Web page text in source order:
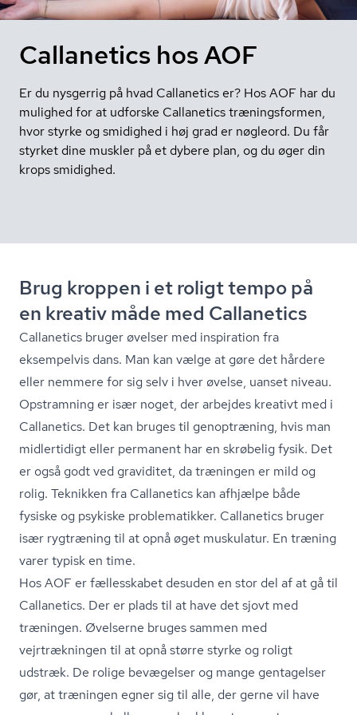
Callanetics hos AOF
Er du nysgerrig på hvad Callanetics er? Hos AOF har du
mulighed for at udforske Callanetics træningsformen,
hvor styrke og smidighed i høj grad er nøgleord. Du får
styrket dine muskler på et dybere plan, og du øger din
krops smidighed.
Brug kroppen i et roligt tempo på
en kreativ måde med Callanetics
Callanetics bruger øvelser med inspiration fra
eksempelvis dans. Man kan vælge at gøre det hårdere
eller nemmere for sig selv i hver øvelse, uanset niveau.
Opstramning er især noget, der arbejdes kreativt med i
Callanetics. Det kan bruges til genoptræning, hvis man
midlertidigt eller permanent har en skrøbelig fysik. Det
er også godt ved graviditet, da træningen er mild og
rolig. Teknikken fra Callanetics kan afhjælpe både
fysiske og psykiske problematikker. Callanetics bruger
især rygtræning til at opnå øget muskulatur. En træning
varer typisk en time.
Hos AOF er fællesskabet desuden en stor del af at gå til
Callanetics. Der er plads til at have det sjovt med
træningen. Øvelserne bruges sammen med
vejrtrækningen til at opnå større styrke og roligt
udstræk. De rolige bevægelser og mange gentagelser
gør, at træningen egner sig til alle, der gerne vil have